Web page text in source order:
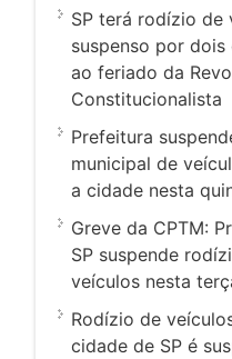
SP terá rodízio de
suspenso por
ao feriado da
Constitucionalista
Prefeitura
municipal de
a cidade nesta
Greve da CPTM:
SP suspende
veículos nesta
Rodízio de
cidade de SP é